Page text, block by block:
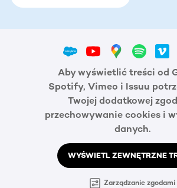
Aby wyświetlić treści od
Spotify, Vimeo i Issuu
Twojej dodatkowej
przechowywanie cookies i
danych.
WYŚWIETL ZEWNĘTRZNE
Zarządzanie zgodami